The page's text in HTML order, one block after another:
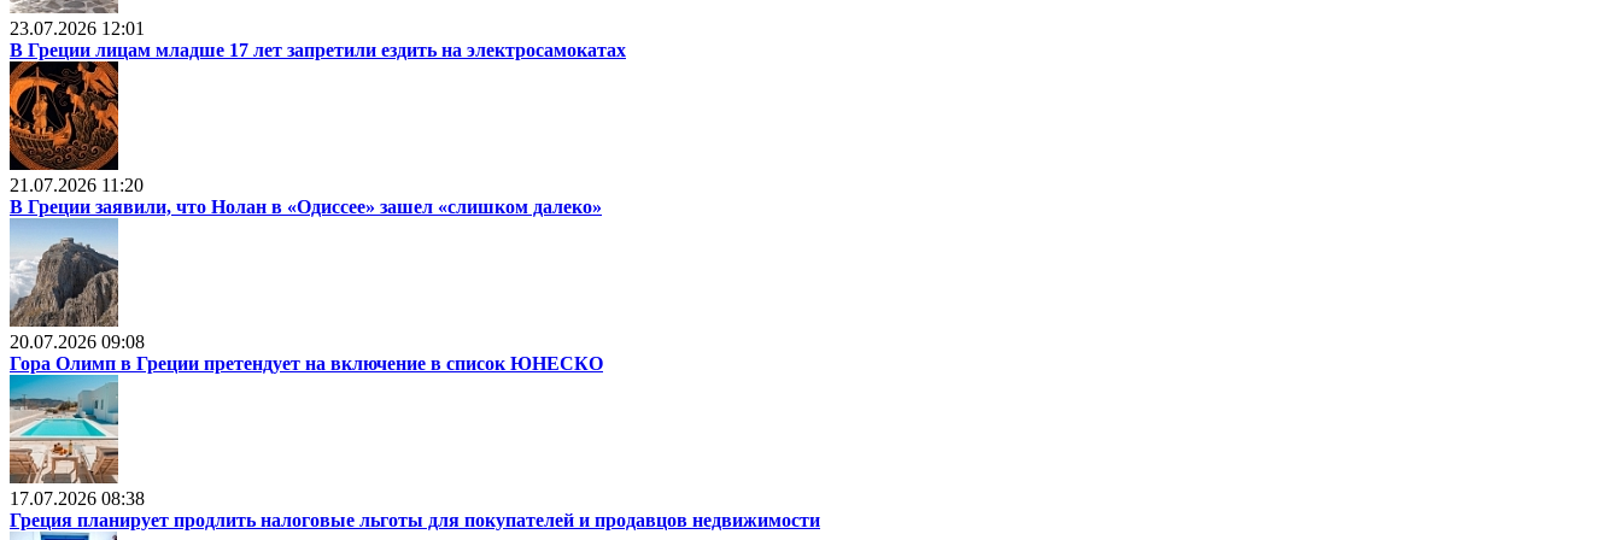
23.07.2026 12:01
В Греции лицам младше 17 лет запретили ездить на электросамокатах
21.07.2026 11:20
В Греции заявили, что Нолан в «Одиссее» зашел «слишком далеко»
20.07.2026 09:08
Гора Олимп в Греции претендует на включение в список ЮНЕСКО
17.07.2026 08:38
Греция планирует продлить налоговые льготы для покупателей и продавцов недвижимости